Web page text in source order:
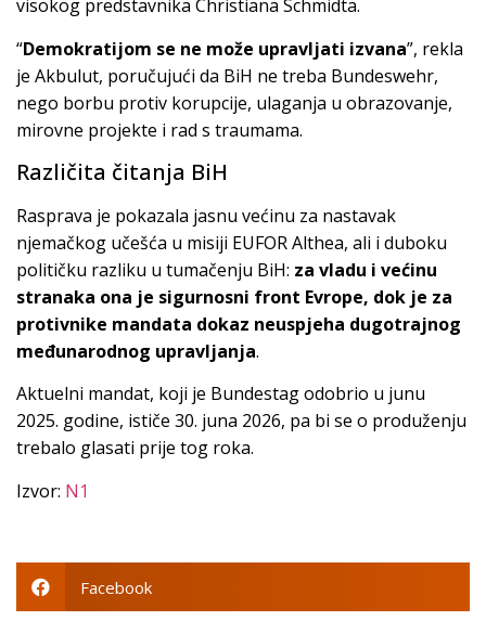
visokog predstavnika Christiana Schmidta.
“Demokratijom se ne može upravljati izvana”, rekla
je Akbulut, poručujući da BiH ne treba Bundeswehr,
nego borbu protiv korupcije, ulaganja u obrazovanje,
mirovne projekte i rad s traumama.
Različita čitanja BiH
Rasprava je pokazala jasnu većinu za nastavak
njemačkog učešća u misiji EUFOR Althea, ali i duboku
političku razliku u tumačenju BiH: za vladu i većinu
stranaka ona je sigurnosni front Evrope, dok je za
protivnike mandata dokaz neuspjeha dugotrajnog
međunarodnog upravljanja.
Aktuelni mandat, koji je Bundestag odobrio u junu
2025. godine, ističe 30. juna 2026, pa bi se o produženju
trebalo glasati prije tog roka.
Izvor: N1
Facebook